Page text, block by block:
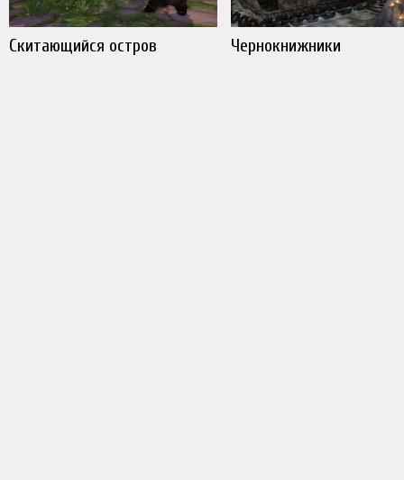
Скитающийся остров Чернокнижники